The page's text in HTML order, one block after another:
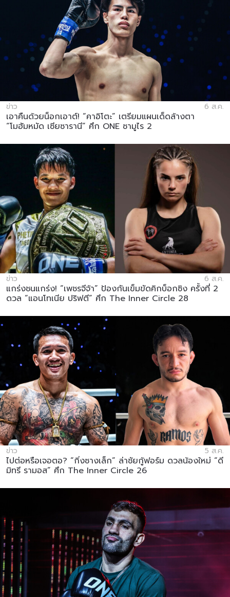
ข่าว 6 ส.ค.
เอาคืนด้วยน็อกเอาต์! “คาอิโตะ” เตรียมแผนเด็ดล้างตา
“โมฮัมหมัด เซียซารานี” ศึก ONE ซามูไร 2
ข่าว 6 ส.ค.
แกร่งชนแกร่ง! “เพชรจีจ้า” ป้องกันเข็มขัดคิกบ็อกซิง ครั้งที่ 2
ดวล “แอนโทเนีย ปริฟตี” ศึก The Inner Circle 28
ข่าว 5 ส.ค.
ไปต่อหรือเจอตอ? “กิ่งซางเล็ก” ล่าชัยกู้ฟอร์ม ดวลน้องใหม่ “ดี
มิทรี รามอส” ศึก The Inner Circle 26